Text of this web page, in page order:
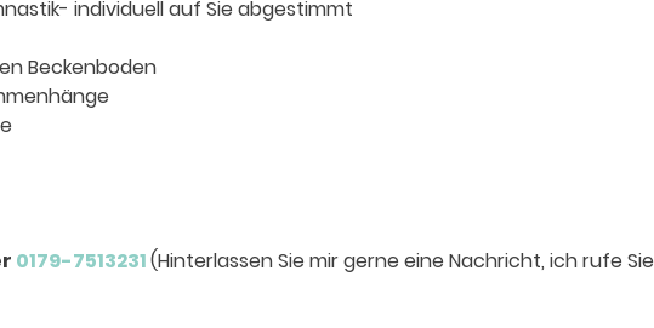
individuell auf Sie abgestimmt
Beckenboden
0179-7513231(Hinterlassen Sie mir gerne eine Nachricht, ich rufe Sie